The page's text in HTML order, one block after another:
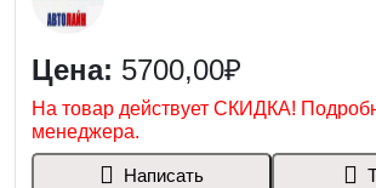
Цена: 5700,00₽
На товар действует СКИДКА!
менеджера.
Написать